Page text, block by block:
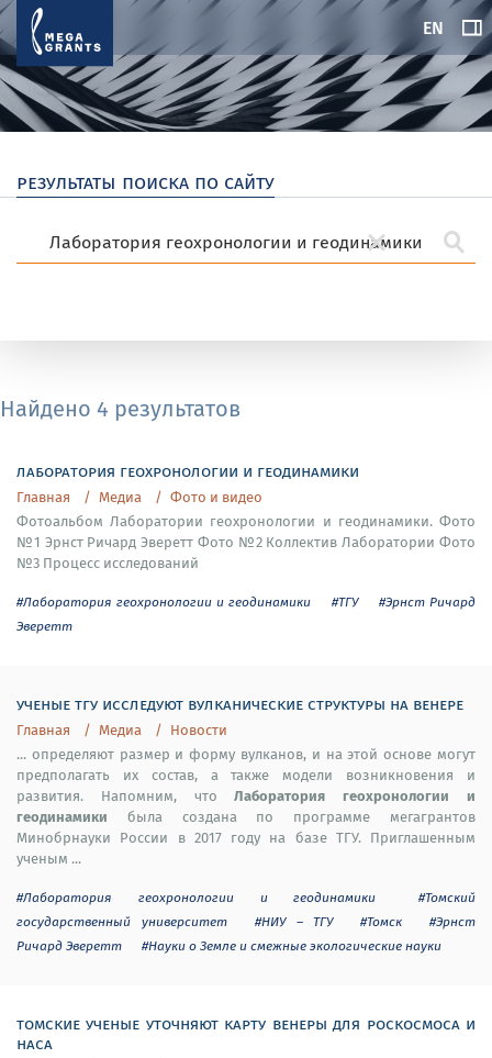
EN
результаты поиска по сайту
Найдено 4 результатов
лаборатория геохронологии и геодинамики
Главная Медиа
Фото и видео
Фотоальбом Лаборатории геохронологии и геодинамики. Фото
№1 Эрнст Ричард Эверетт Фото №2 Коллектив Лаборатории Фото
№3 Процесс исследований
#Лаборатория геохронологии и геодинамики #ТГУ
#Эрнст Ричард
Эверетт
ученые тгу исследуют вулканические структуры на венере
Главная Медиа
Новости
... определяют размер и форму вулканов, и на этой основе могут
предполагать их состав, а также модели возникновения и
развития. Напомним, чтоЛаборатория геохронологии и
геодинамики была создана по программе мегагрантов
Минобрнауки России в 2017 году на базе ТГУ. Приглашенным
ученым ...
#Лаборатория геохронологии и геодинамики
#Томский
государственный университет
#НИУ – ТГУ #Томск
#Эрнст
Ричард Эверетт
#Науки о Земле и смежные экологические науки
томские ученые уточняют карту венеры для роскосмоса и
наса